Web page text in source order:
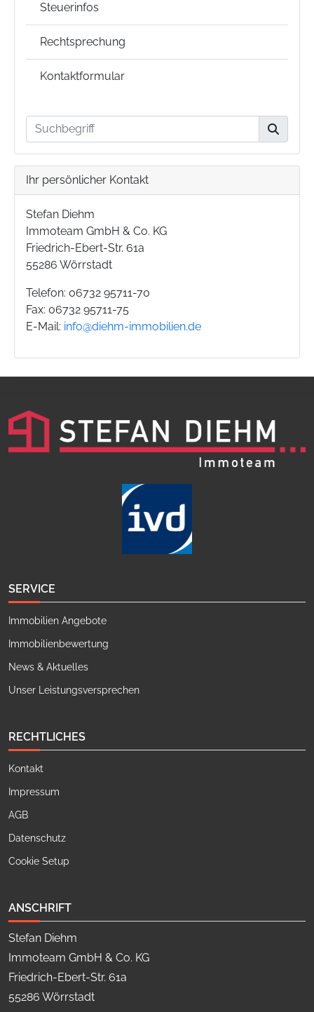
Steuerinfos
Rechtsprechung
Kontaktformular
Ihr persönlicher Kontakt
Stefan Diehm
Immoteam GmbH & Co. KG
Friedrich-Ebert-Str. 61a
55286 Wörrstadt
Telefon: 06732 95711-70
Fax: 06732 95711-75
E-Mail: info@diehm-immobilien.de
SERVICE
Immobilien Angebote
Immobilienbewertung
News & Aktuelles
Unser Leistungsversprechen
RECHTLICHES
Kontakt
Impressum
AGB
Datenschutz
Cookie Setup
ANSCHRIFT
Stefan Diehm
Immoteam GmbH & Co. KG
Friedrich-Ebert-Str. 61a
55286 Wörrstadt